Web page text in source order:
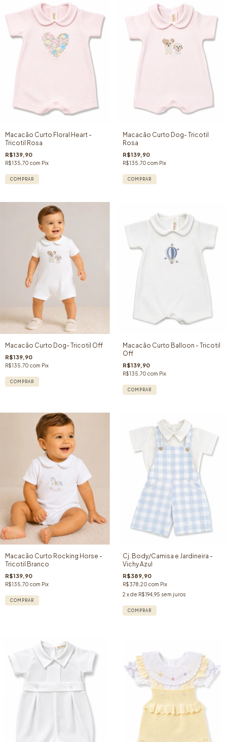
Macacão Curto Floral Heart -
Tricotil Rosa
R$139,90
R$135,70 com Pix
COMPRAR
Macacão Curto Dog- Tricotil
Rosa
R$139,90
R$135,70 com Pix
COMPRAR
Macacão Curto Dog- Tricotil Off
R$139,90
R$135,70 com Pix
COMPRAR
Macacão Curto Balloon - Tricotil
Off
R$139,90
R$135,70 com Pix
COMPRAR
Macacão Curto Rocking Horse -
Tricotil Branco
R$139,90
R$135,70 com Pix
COMPRAR
Cj. Body/Camisa e Jardineira -
Vichy Azul
R$389,90
R$378,20 com Pix
2 x de R$194,95 sem juros
COMPRAR